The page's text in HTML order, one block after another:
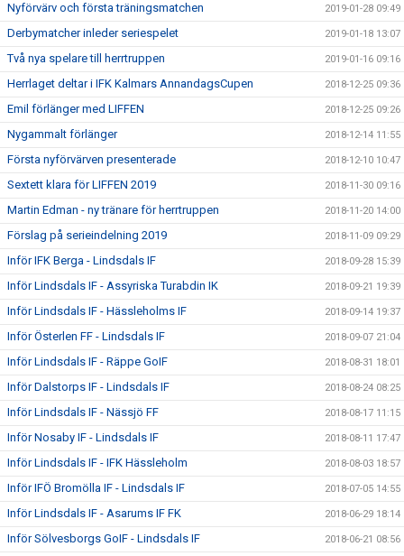
Nyförvärv och första träningsmatchen 2019-01-28 09:49
Derbymatcher inleder seriespelet 2019-01-18 13:07
Två nya spelare till herrtruppen 2019-01-16 09:16
Herrlaget deltar i IFK Kalmars AnnandagsCupen 2018-12-25 09:36
Emil förlänger med LIFFEN 2018-12-25 09:26
Nygammalt förlänger 2018-12-14 11:55
Första nyförvärven presenterade 2018-12-10 10:47
Sextett klara för LIFFEN 2019 2018-11-30 09:16
Martin Edman - ny tränare för herrtruppen 2018-11-20 14:00
Förslag på serieindelning 2019 2018-11-09 09:29
Inför IFK Berga - Lindsdals IF 2018-09-28 15:39
Inför Lindsdals IF - Assyriska Turabdin IK 2018-09-21 19:39
Inför Lindsdals IF - Hässleholms IF 2018-09-14 19:37
Inför Österlen FF - Lindsdals IF 2018-09-07 21:04
Inför Lindsdals IF - Räppe GoIF 2018-08-31 18:01
Inför Dalstorps IF - Lindsdals IF 2018-08-24 08:25
Inför Lindsdals IF - Nässjö FF 2018-08-17 11:15
Inför Nosaby IF - Lindsdals IF 2018-08-11 17:47
Inför Lindsdals IF - IFK Hässleholm 2018-08-03 18:57
Inför IFÖ Bromölla IF - Lindsdals IF 2018-07-05 14:55
Inför Lindsdals IF - Asarums IF FK 2018-06-29 18:14
Inför Sölvesborgs GoIF - Lindsdals IF 2018-06-21 08:56